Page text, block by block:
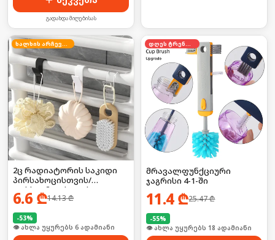
გადახდა მიღებისას
ხალხის არჩევანი
2ც რადიატორის საკიდი
პირსახოცისთვის/
ფეხსაცმლისთვის
6.6 ₾14.13₾
-53%
🛒 ბოლო 24სთ-ში იყიდა 54-მა
დღეს ტრენდში
მრავალფუნქციური
ჯაგრისი 4-1-ში
11.4₾25.47₾
-55%
🛒 ბოლო 24სთ-ში იყიდა 29-მა